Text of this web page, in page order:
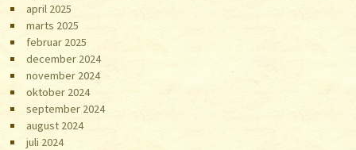
april 2025
marts 2025
februar 2025
december 2024
november 2024
oktober 2024
september 2024
august 2024
juli 2024